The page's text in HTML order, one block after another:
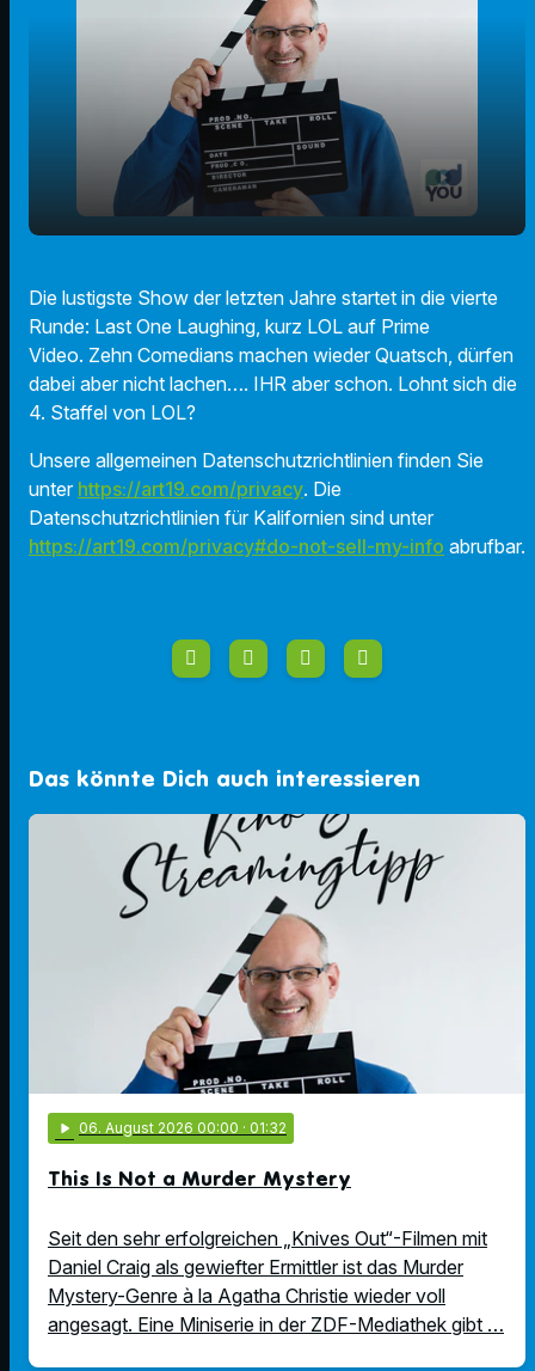
play_arrow
00:00
Die lustigste Show der letzten Jahre startet in die vierte
Runde: Last One Laughing, kurz LOL auf Prime
Video. Zehn Comedians machen wieder Quatsch, dürfen
dabei aber nicht lachen…. IHR aber schon. Lohnt sich die
4. Staffel von LOL?
Unsere allgemeinen Datenschutzrichtlinien finden Sie
unter https://art19.com/privacy. Die
Datenschutzrichtlinien für Kalifornien sind unter
https://art19.com/privacy#do-not-sell-my-info abrufbar.
Das könnte Dich auch interessieren
play_arrow 06. August 2026 00:00 · 01:32
This Is Not a Murder Mystery
Seit den sehr erfolgreichen „Knives Out“-Filmen mit
Daniel Craig als gewiefter Ermittler ist das Murder
Mystery-Genre à la Agatha Christie wieder voll
angesagt. Eine Miniserie in der ZDF-Mediathek gibt …